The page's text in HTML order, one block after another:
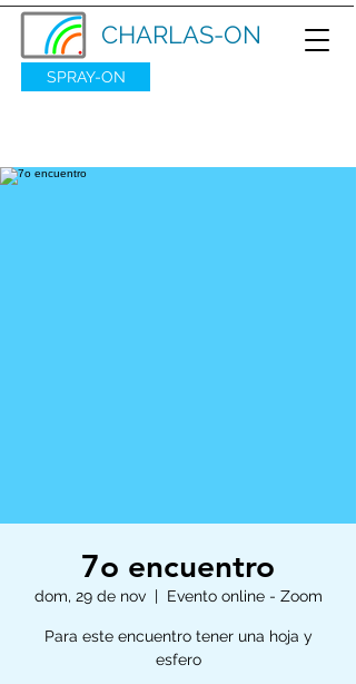
CHARLAS-ON
SPRAY-ON
7o encuentro
dom, 29 de nov
  |
Evento online - Zoom
Para este encuentro tener una hoja y
esfero